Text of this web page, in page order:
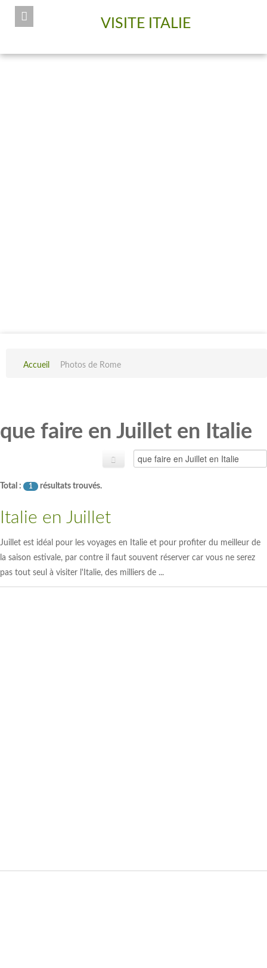
VISITE ITALIE
Accueil Photos de Rome
que faire en Juillet en Italie
Total : 1 résultats trouvés.
Italie en Juillet
Juillet est idéal pour les voyages en Italie et pour profiter du meilleur de
la saison estivale, par contre il faut souvent réserver car vous ne serez
pas tout seul à visiter l'Italie, des milliers de ...